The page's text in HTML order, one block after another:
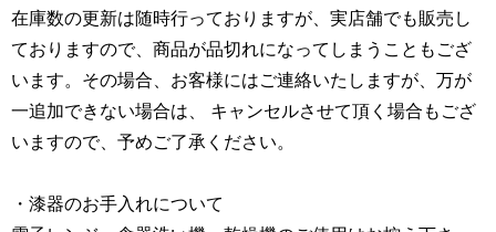
在庫数の更新は随時行っておりますが、実店舗でも販売し
ておりますので、商品が品切れになってしまうこともござ
います。その場合、お客様にはご連絡いたしますが、万が
一追加できない場合は、 キャンセルさせて頂く場合もござ
いますので、予めご了承ください。
・漆器のお手入れについて